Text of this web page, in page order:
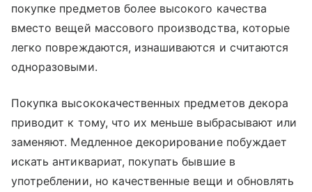
покупке предметов более высокого качества
вместо вещей массового производства, которые
легко повреждаются, изнашиваются и считаются
одноразовыми.
Покупка высококачественных предметов декора
приводит к тому, что их меньше выбрасывают или
заменяют. Медленное декорирование побуждает
искать антиквариат, покупать бывшие в
употреблении, но качественные вещи и обновлять